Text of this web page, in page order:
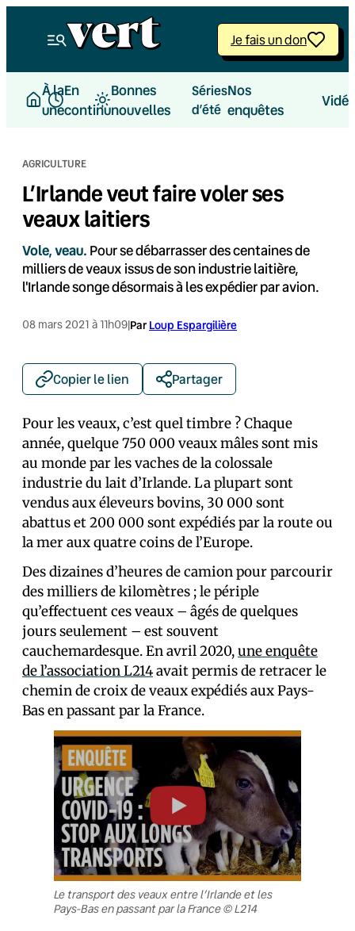
Je fais un don
À la
une
En
continu
Bonnes
nouvelles
Séries
d’été
Nos
enquêtes
AGRICULTURE
L’Irlande veut faire voler ses
veaux laitiers
Vole, veau. Pour se débarrasser des centaines de
milliers de veaux issus de son industrie laitière,
l'Irlande songe désormais à les expédier par avion.
08 mars 2021 à 11h09|Par Loup Espargilière
Copier le lien Partager
Pour les veaux, c’est quel timbre ? Chaque
année, quelque 750 000 veaux mâles sont mis
au monde par les vaches de la colossale
industrie du lait d’Irlande. La plupart sont
vendus aux éleveurs bovins, 30 000 sont
abattus et 200 000 sont expédiés par la route ou
la mer aux quatre coins de l’Europe.
Des dizaines d’heures de camion pour parcourir
des milliers de kilomètres ; le périple
qu’effectuent ces veaux – âgés de quelques
jours seulement – est souvent
cauchemardesque. En avril 2020,une enquête
de l’association L214avait permis de retracer le
chemin de croix de veaux expédiés aux Pays-
Bas en passant par la France.
Le transport des veaux entre l’Irlande et les
Pays-Bas en passant par la France © L214